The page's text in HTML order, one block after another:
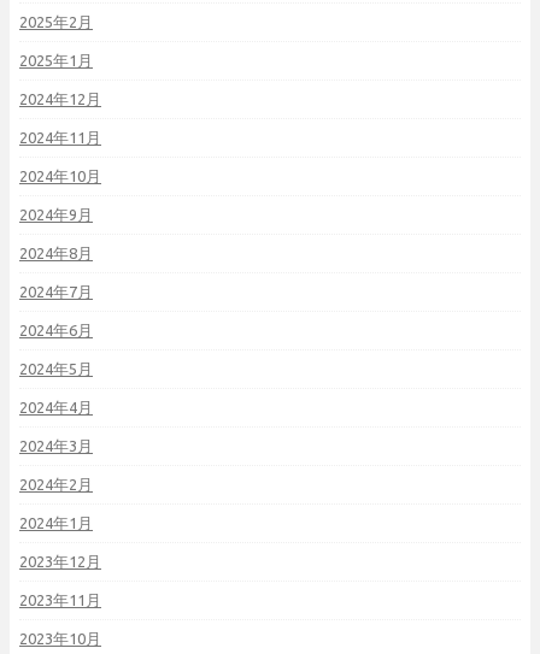
2025年2月
2025年1月
2024年12月
2024年11月
2024年10月
2024年9月
2024年8月
2024年7月
2024年6月
2024年5月
2024年4月
2024年3月
2024年2月
2024年1月
2023年12月
2023年11月
2023年10月